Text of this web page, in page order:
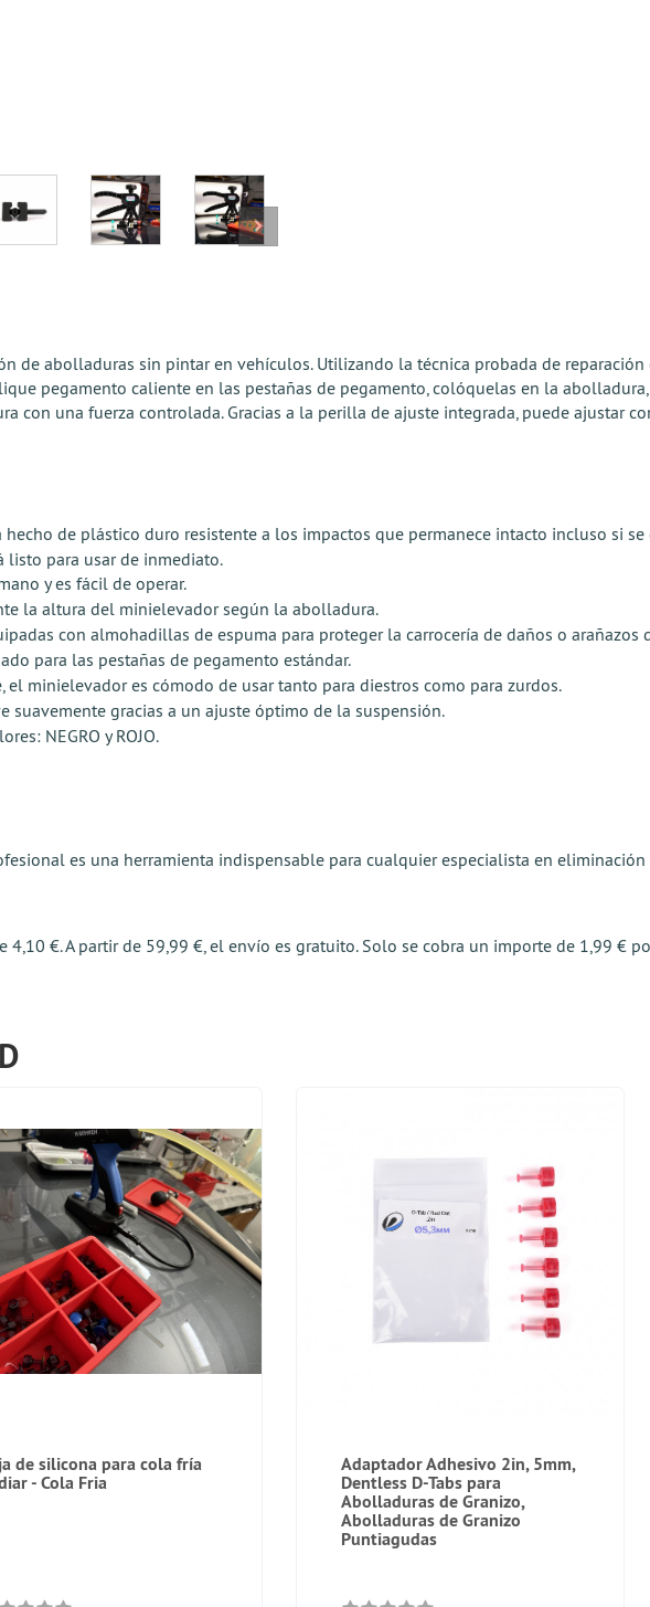
de abolladuras sin pintar en vehículos. Utilizando la técnica probada de
pegamento caliente en las pestañas de pegamento, colóquelas en la
con una fuerza controlada. Gracias a la perilla de ajuste integrada, puede ajustar
de plástico duro resistente a los impactos que permanece intacto incluso si se
para usar de inmediato.
y es fácil de operar.
la altura del minielevador según la abolladura.
con almohadillas de espuma para proteger la carrocería de daños o arañazos
para las pestañas de pegamento estándar.
el minielevador es cómodo de usar tanto para diestros como para zurdos.
suavemente gracias a un ajuste óptimo de la suspensión.
NEGRO y ROJO.
es una herramienta indispensable para cualquier especialista en
€. A partir de 59,99 €, el envío es gratuito. Solo se cobra un importe de 1,99 €
de silicona para cola fría
- Cola Fria
Adaptador Adhesivo 2in, 5mm,
Dentless D-Tabs para
Abolladuras de Granizo,
Abolladuras de Granizo
Puntiagudas